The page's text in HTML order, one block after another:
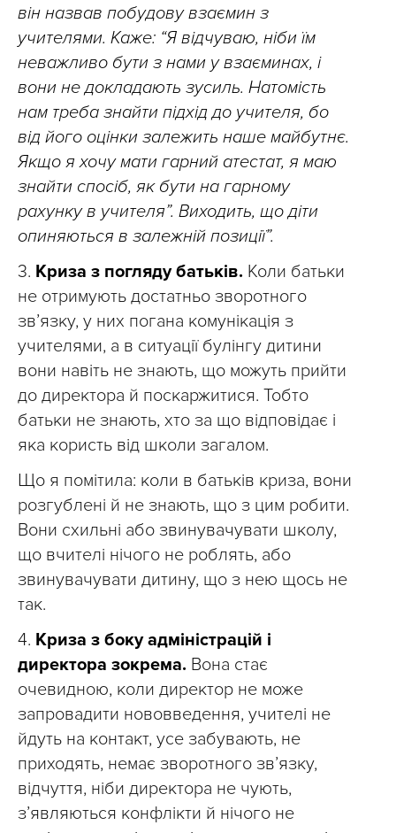
він назвав побудову взаємин з
учителями. Каже: “Я відчуваю, ніби їм
неважливо бути з нами у взаєминах, і
вони не докладають зусиль. Натомість
нам треба знайти підхід до учителя, бо
від його оцінки залежить наше майбутнє.
Якщо я хочу мати гарний атестат, я маю
знайти спосіб, як бути на гарному
рахунку в учителя”. Виходить, що діти
опиняються в залежній позиції”.
3. Криза з погляду батьків. Коли батьки
не отримують достатньо зворотного
зв’язку, у них погана комунікація з
учителями, а в ситуації булінгу дитини
вони навіть не знають, що можуть прийти
до директора й поскаржитися. Тобто
батьки не знають, хто за що відповідає і
яка користь від школи загалом.
Що я помітила: коли в батьків криза, вони
розгублені й не знають, що з цим робити.
Вони схильні або звинувачувати школу,
що вчителі нічого не роблять, або
звинувачувати дитину, що з нею щось не
так.
4. Криза з боку адміністрацій і
директора зокрема. Вона стає
очевидною, коли директор не може
запровадити нововведення, учителі не
йдуть на контакт, усе забувають, не
приходять, немає зворотного зв’язку,
відчуття, ніби директора не чують,
з’являються конфлікти й нічого не